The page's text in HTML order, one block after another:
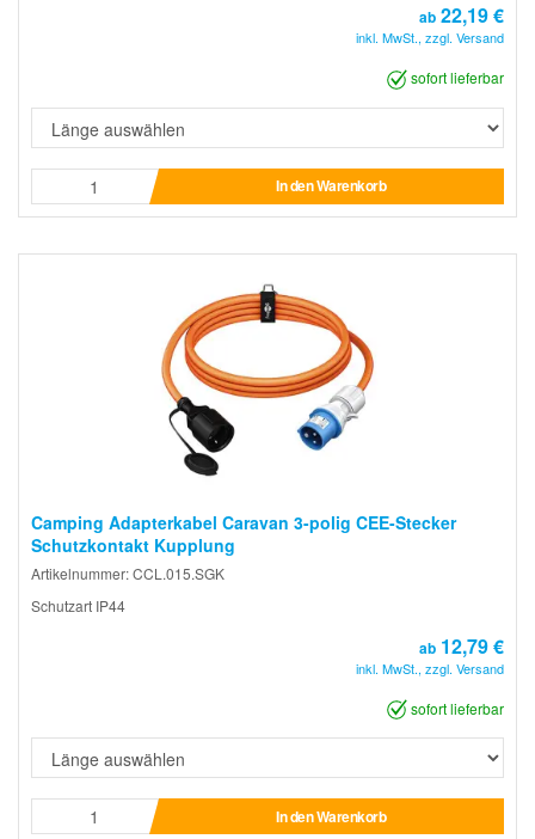
ab 22,19 €
inkl. MwSt., zzgl. Versand
sofort lieferbar
In den Warenkorb
Camping Adapterkabel Caravan 3-polig CEE-Stecker
Schutzkontakt Kupplung
Artikelnummer: CCL.015.SGK
Schutzart IP44
ab 12,79 €
inkl. MwSt., zzgl. Versand
sofort lieferbar
In den Warenkorb